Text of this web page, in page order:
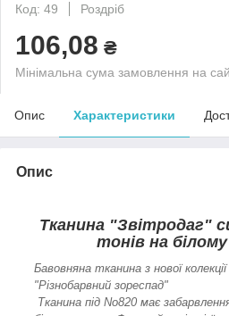
Код: 49
Роздріб
106,08 ₴
Мінімальна сума замовлення на
Опис Характеристики
Опис
Тканина "Звітродаг"
тонів на
Бавовняна тканина з нової
"Різнобарвний зореспад"
Тканина під No820 має